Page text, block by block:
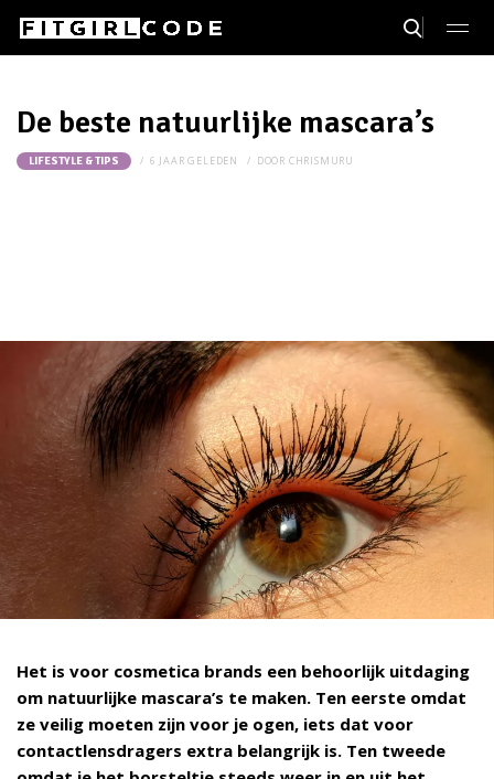
De beste natuurlijke mascara’s
LIFESTYLE & TIPS 6 JAAR GELEDEN DOOR CHRISMURU
Het is voor cosmetica brands een behoorlijk uitdaging
om natuurlijke mascara’s te maken. Ten eerste omdat
ze veilig moeten zijn voor je ogen, iets dat voor
contactlensdragers extra belangrijk is. Ten tweede